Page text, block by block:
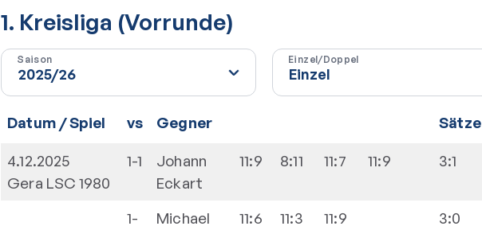
1. Kreisliga (Vorrunde)
Saison Einzel/Doppel
Datum / Spiel vs Gegner Sätze
4.12.2025
Gera LSC 1980
1-1
Johann
Eckart
11:9 8:11 11:7 11:9 3:1
1-
Michael
11:6 11:3 11:9 3:0